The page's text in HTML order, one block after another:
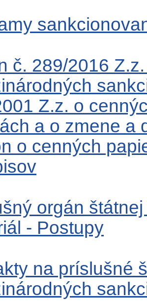
č. 289/2016
Z.z. o
a o zmene a
o cenných
orgán
- Postupy
na príslušné